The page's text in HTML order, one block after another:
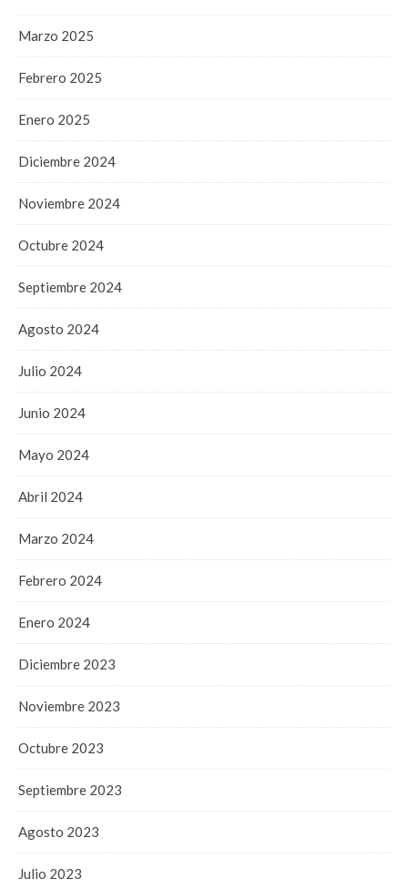
Marzo 2025
Febrero 2025
Enero 2025
Diciembre 2024
Noviembre 2024
Octubre 2024
Septiembre 2024
Agosto 2024
Julio 2024
Junio 2024
Mayo 2024
Abril 2024
Marzo 2024
Febrero 2024
Enero 2024
Diciembre 2023
Noviembre 2023
Octubre 2023
Septiembre 2023
Agosto 2023
Julio 2023